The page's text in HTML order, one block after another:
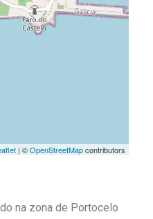
| ©OpenStreetMapcontributors
na zona de Portocelo